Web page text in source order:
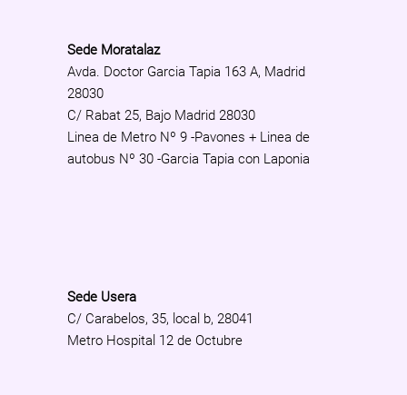
Sede Moratalaz
Avda. Doctor Garcia Tapia 163 A, Madrid
28030
C/ Rabat 25, Bajo Madrid 28030
Linea de Metro Nº 9 -Pavones + Linea de
autobus Nº 30 -Garcia Tapia con Laponia
Sede Usera
C/ Carabelos, 35, local b, 28041
Metro Hospital 12 de Octubre